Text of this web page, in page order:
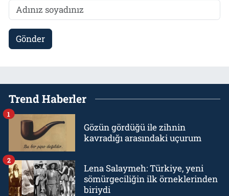
Gönder
Trend Haberler
Gözün gördüğü ile zihnin
kavradığı arasındaki uçurum
1
Lena Salaymeh: Türkiye, yeni
sömürgeciliğin ilk örneklerinden
biriydi
2